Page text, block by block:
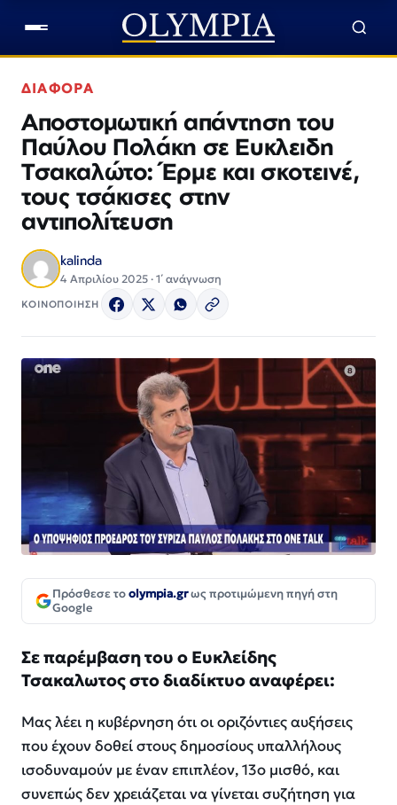
ΔΙΑΦΟΡΑ
Αποστομωτική απάντηση του
Παύλου Πολάκη σε Ευκλειδη
Τσακαλώτο: Έρμε και σκοτεινέ,
τους τσάκισες στην
αντιπολίτευση
kalinda
4 Απριλίου 2025 · 1΄ ανάγνωση
ΚΟΙΝΟΠΟΙΗΣΗ
Πρόσθεσε τοolympia.grως προτιμώμενη πηγή στη
Google
Σε παρέμβαση του ο Ευκλείδης
Τσακαλωτος στο διαδίκτυο αναφέρει:
Μας λέει η κυβέρνηση ότι οι οριζόντιες αυξήσεις
που έχουν δοθεί στους δημοσίους υπαλλήλους
ισοδυναμούν με έναν επιπλέον, 13ο μισθό, και
συνεπώς δεν χρειάζεται να γίνεται συζήτηση για